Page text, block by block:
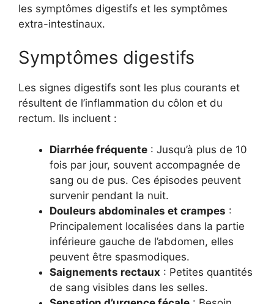
les symptômes digestifs et les symptômes
extra-intestinaux.
Symptômes digestifs
Les signes digestifs sont les plus courants et
résultent de l’inflammation du côlon et du
rectum. Ils incluent :
Diarrhée fréquente : Jusqu’à plus de 10
fois par jour, souvent accompagnée de
sang ou de pus. Ces épisodes peuvent
survenir pendant la nuit.
Douleurs abdominales et crampes :
Principalement localisées dans la partie
inférieure gauche de l’abdomen, elles
peuvent être spasmodiques.
Saignements rectaux : Petites quantités
de sang visibles dans les selles.